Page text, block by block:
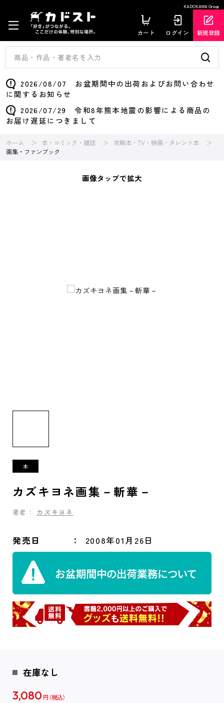
KADOKAWA Group
カート ログイン 新規登録
2026/08/07 お盆期間中の出荷およびお問い合わせ
に関するお知らせ
2026/07/29 令和8年熊本地震の影響による商品の
お届け遅延につきまして
ホーム 本・コミック・雑誌
攻略本・TV・映画・タレント本
画集・ファンブック
画像タップで拡大
カズキヨネ画集－斬華－
著者： カズキヨネ
発売日 2008年01月26日
在庫なし
3,080 円